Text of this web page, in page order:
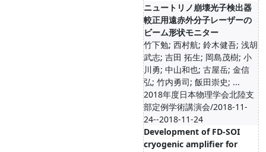
ニュートリノ崩壊光子検出器
較正用遠赤外分子レーザーの
ビーム形状モニター
竹下勉; 西村航; 鈴木健吾; 浅胡
武志; 吉田 拓生; 岡島茂樹; 小
川勇; 中山和也; 古屋岳; 金信
弘; 竹内勇司; 飯田崇史; ...
2018年度日本物理学会北陸支
部定例学術講演会/2018-11-
24--2018-11-24
Development of FD-SOI
cryogenic amplifier for